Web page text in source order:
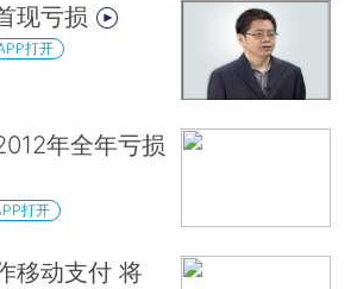
现亏损
打开
年全年亏损
打开
移动支付 将